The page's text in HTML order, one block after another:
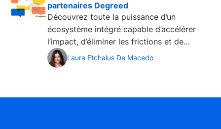
partenaires Degreed
Découvrez toute la puissance d’un
écosystème intégré capable d’accélérer
l’impact, d’éliminer les frictions et de
générer des résultats tangibles pour chaque
client Degreed....
Laura Etchalus De Macedo